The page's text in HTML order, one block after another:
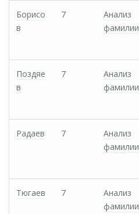
Борисо
в
7
Анализ
фамилии
Поздяе
в
7
Анализ
фамилии
Радаев 7
Анализ
фамилии
Тюгаев 7
Анализ
фамилии